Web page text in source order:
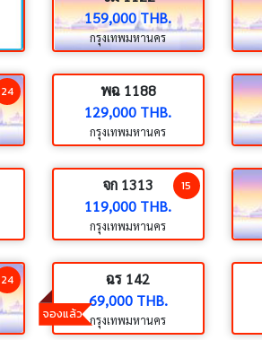
159,000 THB.
กรุงเทพมหานคร
24
พฉ 1188
129,000 THB.
กรุงเทพมหานคร
จก 1313
119,000 THB.
กรุงเทพมหานคร
15
24
จองแล้ว
ฉร 142
69,000 THB.
กรุงเทพมหานคร